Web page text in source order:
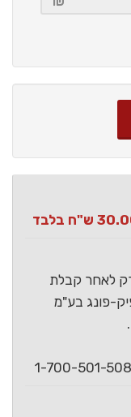
לאחר קבלת
פונג בע"מ